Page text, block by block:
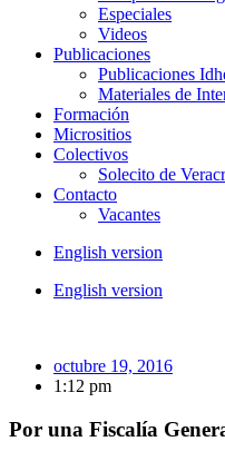
Especiales
Videos
Publicaciones
Publicaciones
Materiales de
Formación
Micrositios
Colectivos
Solecito de
Contacto
Vacantes
English version
English version
octubre 19, 2016
1:12 pm
Por una Fiscalía